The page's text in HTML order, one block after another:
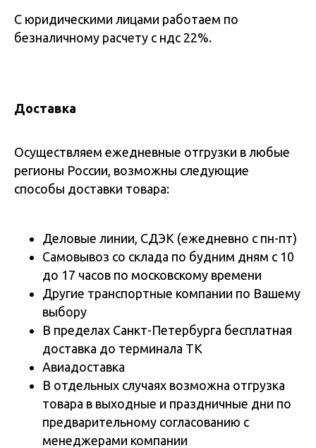
С юридическими лицами работаем по
безналичному расчету с ндс 22%.
Доставка
Осуществляем ежедневные отгрузки в любые
регионы России, возможны следующие
способы доставки товара:
Деловые линии, СДЭК (ежедневно с пн-пт)
Самовывоз со склада по будним дням с 10
до 17 часов по московскому времени
Другие транспортные компании по Вашему
выбору
В пределах Санкт-Петербурга бесплатная
доставка до терминала ТК
Авиадоставка
В отдельных случаях возможна отгрузка
товара в выходные и праздничные дни по
предварительному согласованию с
менеджерами компании